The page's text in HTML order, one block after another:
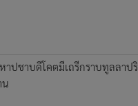
าปชาบดีโคตมีเถรีกราบทูลลาปริ